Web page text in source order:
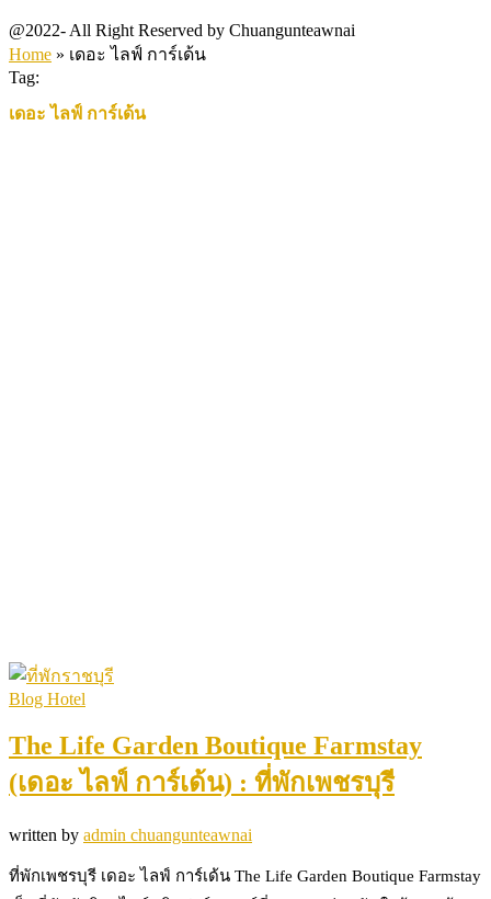
@2022- All Right Reserved by Chuangunteawnai
Home » เดอะ ไลฟ์ การ์เด้น
Tag:
เดอะ ไลฟ์ การ์เด้น
Blog Hotel
The Life Garden Boutique Farmstay
(เดอะ ไลฟ์ การ์เด้น) : ที่พักเพชรบุรี
written by admin chuangunteawnai
ที่พักเพชรบุรี เดอะ ไลฟ์ การ์เด้น The Life Garden Boutique Farmstay